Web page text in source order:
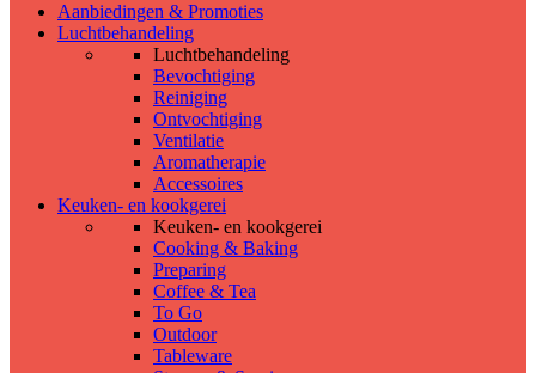
Aanbiedingen & Promoties
Luchtbehandeling
Luchtbehandeling
Bevochtiging
Reiniging
Ontvochtiging
Ventilatie
Aromatherapie
Accessoires
Keuken- en kookgerei
Keuken- en kookgerei
Cooking & Baking
Preparing
Coffee & Tea
To Go
Outdoor
Tableware